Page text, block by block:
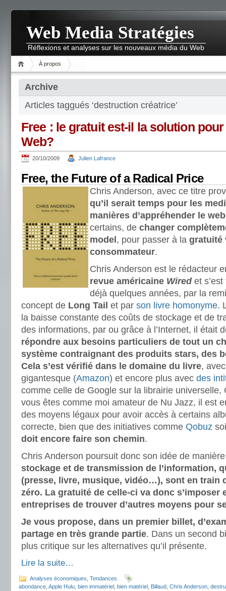
Web Media Stratégies
Réflexions et analyses sur les nouveaux média du Web
À propos
Archive
Articles taggués ‘destruction créatrice’
Free : le gratuit est-il la solution
Web?
20/10/2009 Julien Lafrance
Free, the Future of a Radical Price
Chris Anderson, avec ce titre
qu’il serait temps pour les
manières d’appréhender le web
certains, de changer
model , pour passer à la gratuité
consommateur.
Chris Anderson est le rédacteur
revue américaine Wiredet s’est
déjà quelques années, par la
concept de Long Tail et par son livre homonyme.
la baisse constante des coûts de stockage et de
des informations, par ou grâce à l’Internet, il était
répondre aux besoins particuliers de tout un
système contraignant des produits stars, des
Cela s’est vérifié dans le domaine du livre,
gigantesque (Amazon) et encore plus avec des
comme celle de Google sur la librairie universelle,
vous êtes comme moi amateur de Nu Jazz, il est
des moyens légaux pour avoir accès à certains
correcte, bien que des initiatives comme Qobuz
doit encore faire son chemin.
Chris Anderson poursuit donc son idée de
stockage et de transmission de l’information,
(presse, livre, musique, vidéo…), sont en train
zéro. La gratuité de celle-ci va donc s’imposer
entreprises de trouver d’autres moyens pour
Je vous propose, dans un premier billet,
partage en très grande partie. Dans un second
plus critique sur les alternatives qu’il présente.
Lire la suite…
Analyses économiques Tendances
abondance Apple Hulu bien immatériel bien matériel Billaud Chris Anderson